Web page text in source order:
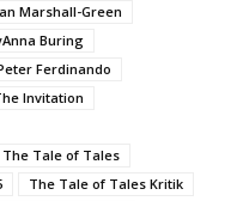
Marshall-Green
Buring
Ferdinando
Invitation
The Tale of Tales
The Tale of Tales Kritik